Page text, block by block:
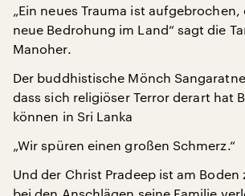
„Ein neues Trauma ist aufgebrochen,
neue Bedrohung im Land“ sagt die
Manoher.
Der buddhistische Mönch
dass sich religiöser Terror derart hat
können in Sri Lanka
„Wir spüren einen großen Schmerz.“
Und der Christ Pradeep ist am Boden